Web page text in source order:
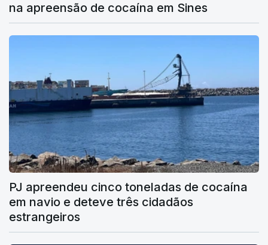
na apreensão de cocaína em Sines
PJ apreendeu cinco toneladas de cocaína
em navio e deteve três cidadãos
estrangeiros